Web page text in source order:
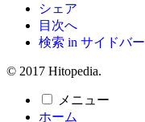
シェア
目次へ
検索 in サイドバー
© 2017 Hitopedia.
メニュー
ホーム